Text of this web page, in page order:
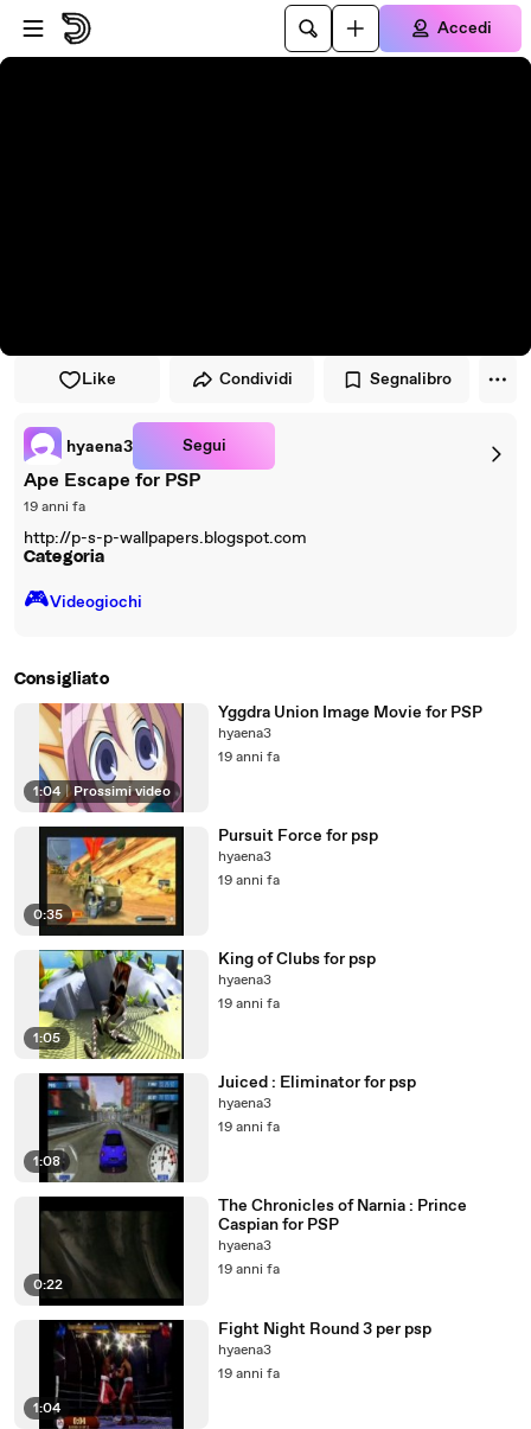
Vai al lettore
Passa al contenuto principale
Accedi
Like Condividi Segnalibro
hyaena3 Segui
Ape Escape for PSP
19 anni fa
http://p-s-p-wallpapers.blogspot.com
Categoria
🎮️Videogiochi
Consigliato
1:04 | Prossimi video
Yggdra Union Image Movie for PSP
hyaena3
19 anni fa
0:35
Pursuit Force for psp
hyaena3
19 anni fa
1:05
King of Clubs for psp
hyaena3
19 anni fa
1:08
Juiced : Eliminator for psp
hyaena3
19 anni fa
0:22
The Chronicles of Narnia : Prince
Caspian for PSP
hyaena3
19 anni fa
1:04
Fight Night Round 3 per psp
hyaena3
19 anni fa